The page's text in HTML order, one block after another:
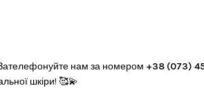
Зателефонуйте нам за номером +38 (073)
шкіри! 🥰💫